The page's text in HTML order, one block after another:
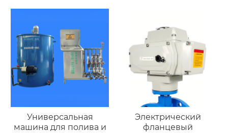
Универсальная
машина для полива и
Электрический
фланцевый